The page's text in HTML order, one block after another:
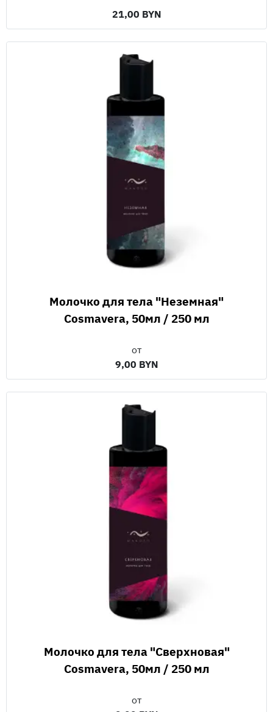
21,00 BYN
Молочко для тела "Неземная"
Cosmavera, 50мл / 250 мл
от
9,00 BYN
Молочко для тела "Сверхновая"
Cosmavera, 50мл / 250 мл
от